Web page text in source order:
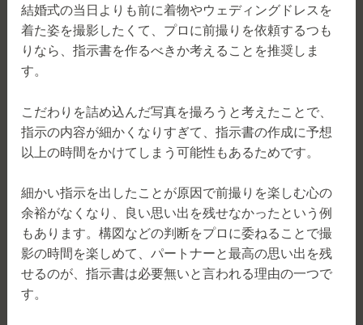
結婚式の当日よりも前に着物やウェディングドレスを
着た姿を撮影したくて、プロに前撮りを依頼するつも
りなら、指示書を作るべきか考えることを推奨しま
す。
こだわりを詰め込んだ写真を撮ろうと考えたことで、
指示の内容が細かくなりすぎて、指示書の作成に予想
以上の時間をかけてしまう可能性もあるためです。
細かい指示を出したことが原因で前撮りを楽しむ心の
余裕がなくなり、良い思い出を残せなかったという例
もあります。構図などの判断をプロに委ねることで撮
影の時間を楽しめて、パートナーと最高の思い出を残
せるのが、指示書は必要無いと言われる理由の一つで
す。